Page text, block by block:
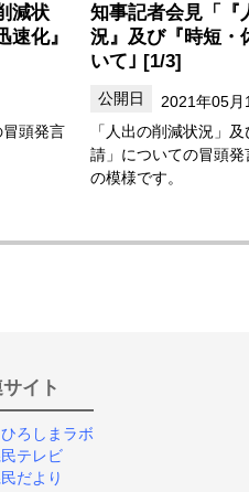
減状
化』
頭発言
知事記者会見「『
況』及び『時短・
いて｣ [1/3]
2021年05月
「人出の削減状況」
請」についての冒頭
の模様です。
イト
ろしまラボ
テレビ
だより